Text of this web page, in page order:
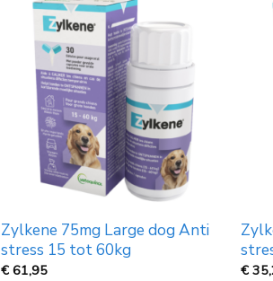
Zylkene 75mg Large dog Anti
stress 15 tot 60kg
€61,95 €